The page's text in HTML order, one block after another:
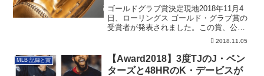
ゴールドグラブ賞決定現地2018年11月4
日、ローリングス ゴールド・グラブ賞の
受賞者が発表されました。この賞、公式
2018.11.05
MLB 記録と賞
【Award2018】3度TJのJ・ベン
ターズと48HRのK・デービスが